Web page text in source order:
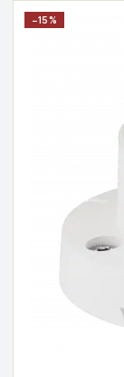
−15%